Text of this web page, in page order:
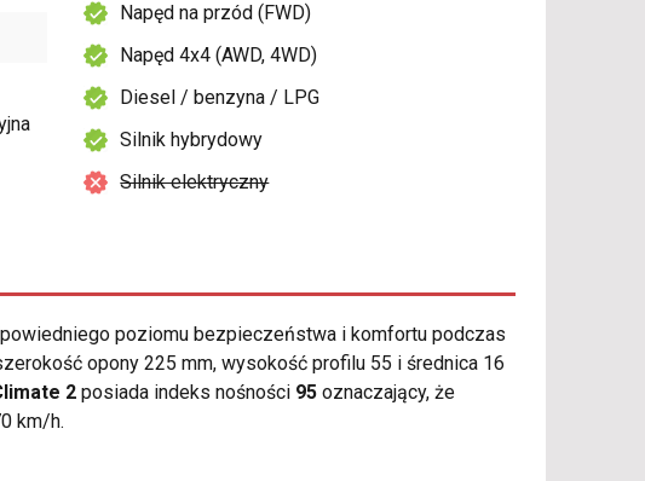
Napęd na przód (FWD)
Napęd 4x4 (AWD, 4WD)
Diesel / benzyna / LPG
Silnik hybrydowy
Silnik elektryczny
poziomu bezpieczeństwa i komfortu podczas
opony 225 mm, wysokość profilu 55 i średnica 16
2 posiada indeks nośności 95 oznaczający, że
km/h.